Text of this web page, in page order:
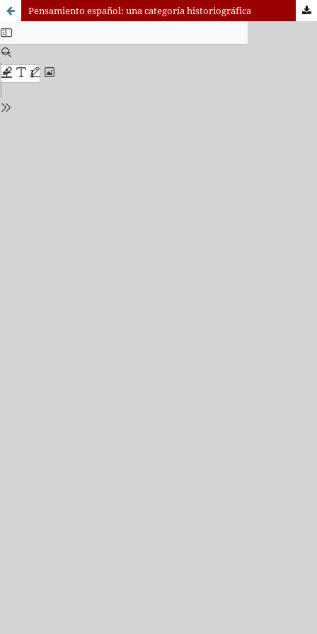
Pensamiento español: una categoría historiográfica